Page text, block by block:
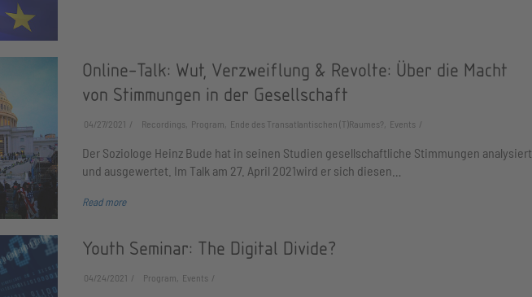
Online-Talk: Wut, Verzweiflung & Revolte: Über die Macht
von Stimmungen in der Gesellschaft
04/27/2021 Recordings, Program, Ende des Transatlantischen (T)Raumes?, Events
Der Soziologe Heinz Bude hat in seinen Studien gesellschaftliche Stimmungen analysiert
und ausgewertet. Im Talk am 27. April 2021wird er sich diesen…
Read more
Youth Seminar: The Digital Divide?
04/24/2021 Program, Events